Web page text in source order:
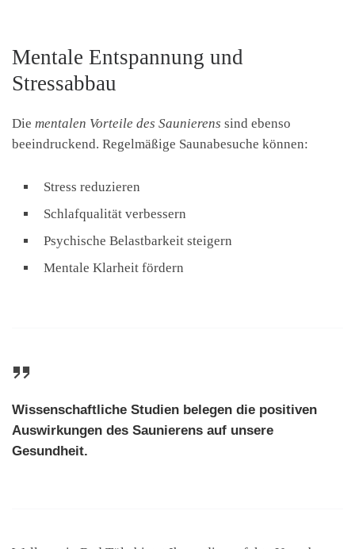
Mentale Entspannung und
Stressabbau
Die mentalen Vorteile des Saunierens sind ebenso
beeindruckend. Regelmäßige Saunabesuche können:
Stress reduzieren
Schlafqualität verbessern
Psychische Belastbarkeit steigern
Mentale Klarheit fördern
Wissenschaftliche Studien belegen die positiven
Auswirkungen des Saunierens auf unsere
Gesundheit.